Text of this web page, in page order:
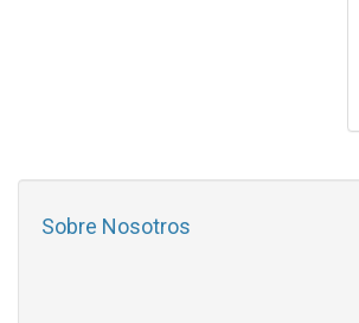
Sobre Nosotros